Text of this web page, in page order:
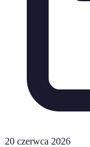
20 czerwca 2026